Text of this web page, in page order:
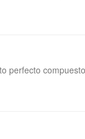
perfecto